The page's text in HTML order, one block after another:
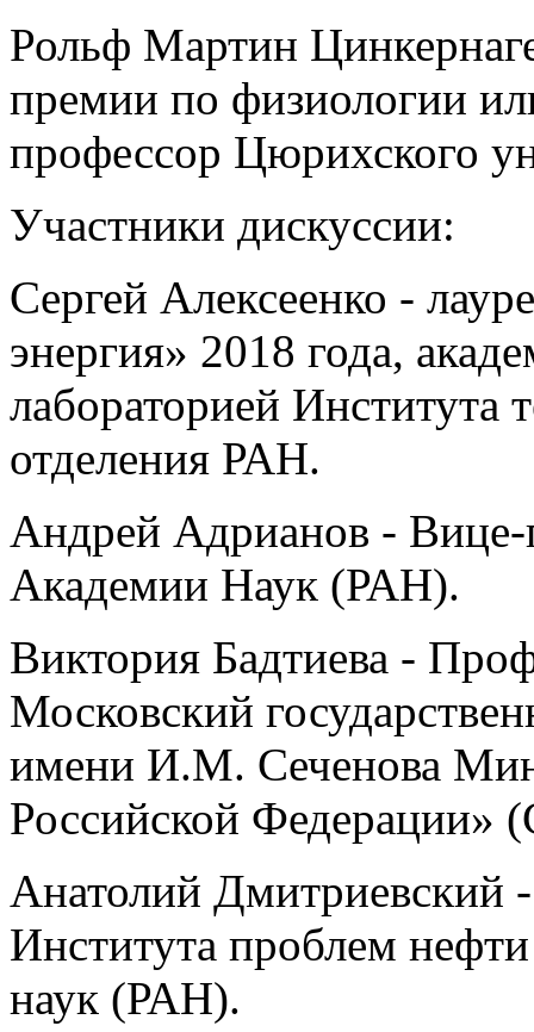
Рольф Мартин
премии по физиологии
профессор Цюрихского
Участники дискуссии:
Сергей Алексеенко -
энергия» 2018 года,
лабораторией Института
отделения РАН.
Андрей Адрианов - Вице-
Академии Наук (РАН).
Виктория Бадтиева -
Московский
имени И.М. Сеченова
Российской Федерации»
Анатолий Дмитриевский
Института проблем
наук (РАН).